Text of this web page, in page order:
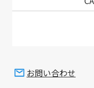
お問い合わせ
社外との技術的連
知的財産に関する